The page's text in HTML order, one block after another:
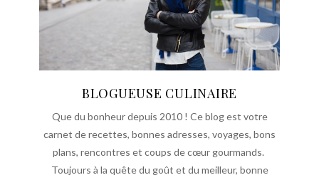
BLOGUEUSE CULINAIRE
Que du bonheur depuis 2010 ! Ce blog est votre
carnet de recettes, bonnes adresses, voyages, bons
plans, rencontres et coups de cœur gourmands.
Toujours à la quête du goût et du meilleur, bonne